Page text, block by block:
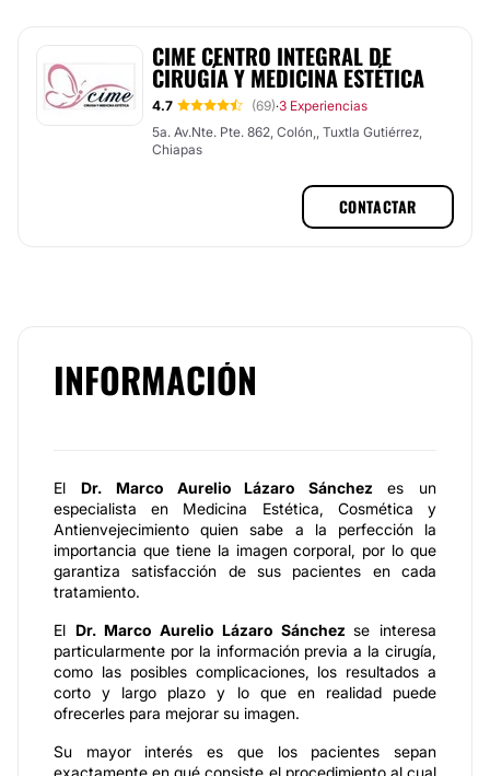
CIME CENTRO INTEGRAL DE
CIRUGÍA Y MEDICINA ESTÉTICA
4.7 (69)·3 Experiencias
5a. Av.Nte. Pte. 862, Colón,, Tuxtla Gutiérrez,
Chiapas
CONTACTAR
INFORMACIÓN
El Dr. Marco Aurelio Lázaro Sánchezes un
especialista en Medicina Estética, Cosmética y
Antienvejecimiento quien sabe a la perfección la
importancia que tiene la imagen corporal, por lo que
garantiza satisfacción de sus pacientes en cada
tratamiento.
El Dr. Marco Aurelio Lázaro Sánchezse interesa
particularmente por la información previa a la cirugía,
como las posibles complicaciones, los resultados a
corto y largo plazo y lo que en realidad puede
ofrecerles para mejorar su imagen.
Su mayor interés es que los pacientes sepan
exactamente en qué consiste el procedimiento al cual